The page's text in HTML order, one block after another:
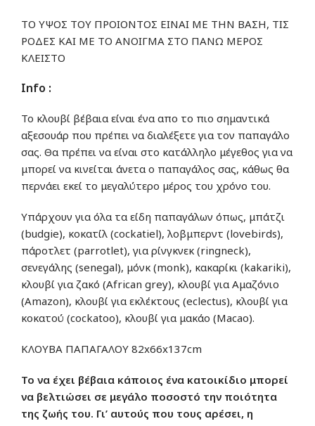
ΤΟ ΥΨΟΣ ΤΟΥ ΠΡΟΙΟΝΤΟΣ ΕΙΝΑΙ ΜΕ ΤΗΝ ΒΑΣΗ, ΤΙΣ
ΡΟΔΕΣ ΚΑΙ ΜΕ ΤΟ ΑΝΟΙΓΜΑ ΣΤΟ ΠΑΝΩ ΜΕΡΟΣ
ΚΛΕΙΣΤΟ
Info :
Το κλουβί βέβαια είναι ένα απο το πιο σημαντικά
αξεσουάρ που πρέπει να διαλέξετε για τον παπαγάλο
σας. Θα πρέπει να είναι στο κατάλληλο μέγεθος για να
μπορεί να κινείται άνετα ο παπαγάλος σας, κάθως θα
περνάει εκεί το μεγαλύτερο μέρος του χρόνο του.
Υπάρχουν για όλα τα είδη παπαγάλων όπως, μπάτζι
(budgie), κοκατίλ (cockatiel), λοβμπερντ (lovebirds),
πάροτλετ (parrotlet), για ρίνγκνεκ (ringneck),
σενεγάλης (senegal), μόνκ (monk), κακαρίκι (kakariki),
κλουβί για ζακό (African grey), κλουβί για Αμαζόνιο
(Amazon), κλουβί για εκλέκτους (eclectus), κλουβί για
κοκατού (cockatoo), κλουβί για μακάο (Macao).
ΚΛΟΥΒΑ ΠΑΠΑΓΑΛΟΥ 82x66x137cm
Το να έχει βέβαια κάποιος ένα κατοικίδιο μπορεί
να βελτιώσει σε μεγάλο ποσοστό την ποιότητα
της ζωής του. Γι’ αυτούς που τους αρέσει, η